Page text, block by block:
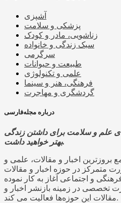
آشپزی
پزشکی و سلامت
زناشویی، مادر و کودک
سبک زندگی و خانواده
سرگرمی
طبیعت و حیوانات
علمی و تکنولوژی
فرهنگی، هنر و سینما
گردشگری و مهاجرت
درباره مجله‌فارسی
علم و سلامت برای داشتن زندگی
بهتر خواهید داشت.
اخبار و مقالات، علمی و
سال ۱۳۹۵ به صورت متمرکز در حوزه اخبار و مقالات
و اجتماعی آغاز به کار نموده
تخصصی در زمینه بازنشر اخبار و
مقالات این حوزه‌ها فعالیت می کند.